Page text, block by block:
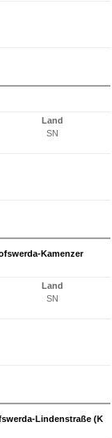
Land
SN
Kamenzer
Land
SN
Lindenstraße (K